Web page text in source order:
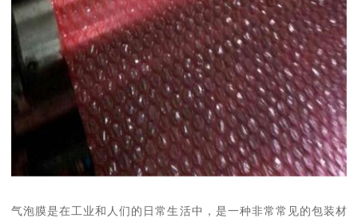
气泡膜是在工业和人们的日常生活中，是一种非常常见的包装材